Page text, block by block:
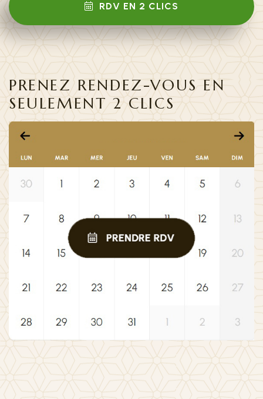
RDV EN 2 CLICS
PRENEZ RENDEZ-VOUS EN
SEULEMENT 2 CLICS